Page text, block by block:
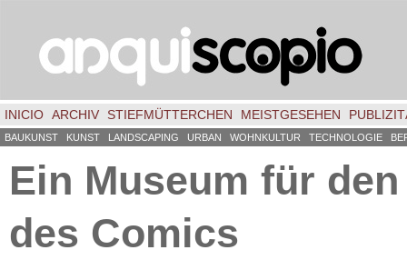
INICIO ARCHIV STIEFMÜTTERCHEN MEISTGESEHEN
BAUKUNST KUNST LANDSCAPING URBAN WOHNKULTUR TECHNOLOGIE
Ein Museum für
des Comics